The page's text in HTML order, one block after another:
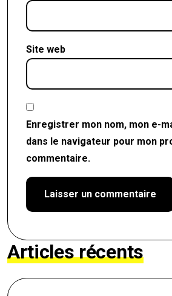
Site web
Enregistrer mon nom, mon e-
dans le navigateur pour mon
commentaire.
Articles récents